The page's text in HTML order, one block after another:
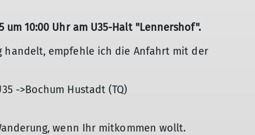
um 10:00 Uhr am U35-Halt "Lennershof".
handelt, empfehle ich die Anfahrt mit der
->Bochum Hustadt (TQ)
wenn Ihr mitkommen wollt.